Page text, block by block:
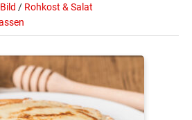
/ Rohkost & Salat